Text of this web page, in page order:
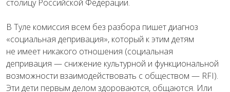
столицу Российской Федерации.
В Туле комиссия всем без разбора пишет диагноз
«социальная депривация», который к этим детям
не имеет никакого отношения (социальная
депривация — снижение культурной и функциональной
возможности взаимодействовать с обществом — RFI).
Эти дети первым делом здороваются, общаются. Или